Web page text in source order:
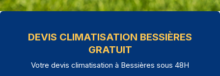
DEVIS CLIMATISATION BESSIÈRES
GRATUIT
Votre devis climatisation à Bessières sous 48H